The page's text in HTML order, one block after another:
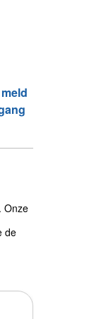
Onze
de